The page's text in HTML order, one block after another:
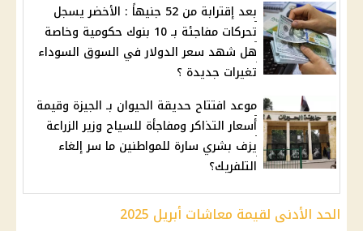
بعد إقترابة من 52 جنيهاً : الأخضر يسجل
تحركات مفاجئة بـ 10 بنوك حكومية وخاصة
هل شهد سعر الدولار في السوق السوداء
تغيرات جديدة ؟
موعد افتتاح حديقة الحيوان بـ الجيزة وقيمة
أسعار التذاكر ومفاجأة للسياح وزير الزراعة
يزف بشري سارة للمواطنين ما سر إلغاء
التلفريك؟
الحد الأدنى لقيمة معاشات أبريل 2025